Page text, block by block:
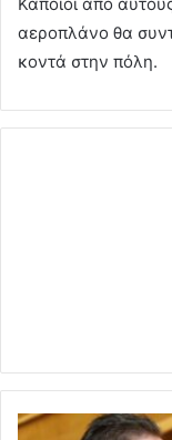
Κάποιοι από
αεροπλάνο θα
κοντά στην πόλη.